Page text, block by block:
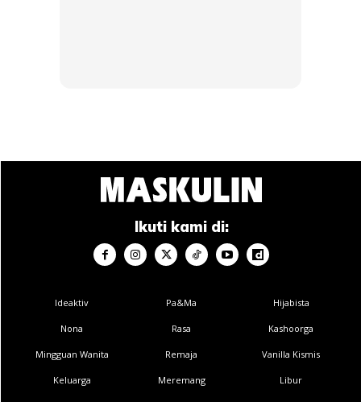
Ikuti kami di:
Ideaktiv
Nona
Mingguan Wanita
Keluarga
Pa&Ma
Rasa
Remaja
Meremang
Hijabista
Kashoorga
Vanilla Kismis
Libur